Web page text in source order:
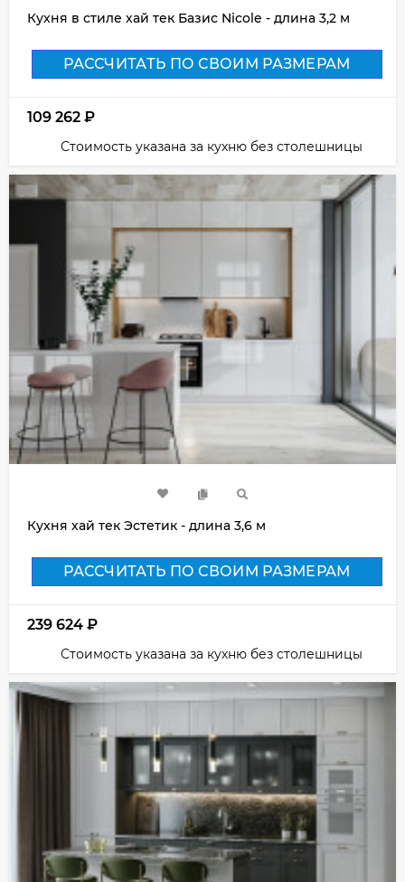
Кухня в стиле хай тек Базис Nicole - длина 3,2 м
РАССЧИТАТЬ ПО СВОИМ РАЗМЕРАМ
109 262 ₽
Стоимость указана за кухню без столешницы
Кухня хай тек Эстетик - длина 3,6 м
РАССЧИТАТЬ ПО СВОИМ РАЗМЕРАМ
239 624 ₽
Стоимость указана за кухню без столешницы